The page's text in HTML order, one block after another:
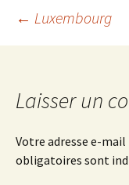
← Luxembourg
Laisser un
Votre adresse e-mail
obligatoires sont